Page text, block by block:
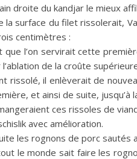
droite du kandjar le mieux
la surface du filet rissolerait,
centimètres :
que l’on servirait cette
l’ablation de la croûte
rissolé, il enlèverait de
et ainsi de suite, jusqu’à
ces rissoles de
avec amélioration.
les rognons de porc sautés
le monde sait faire les